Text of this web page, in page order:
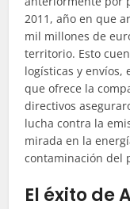
2011, año en que
mil millones de
territorio. Esto
logísticas y envíos,
que ofrece la
directivos
lucha contra la
mirada en la
contaminación del
El éxito de